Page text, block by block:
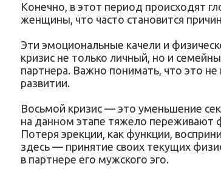
Конечно, в этот период происходят
женщины, что часто становится
Эти эмоциональные качели и
кризис не только личный, но и
партнера. Важно понимать, что это
развитии.
Восьмой кризис — это уменьшение
на данном этапе тяжело переживают
Потеря эрекции, как функции,
здесь — принятие своих текущих
в партнере его мужского эго.